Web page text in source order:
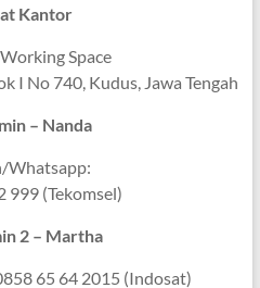
Kantor
Space
I No 740, Kudus, Jawa Tengah
– Nanda
Whatsapp:
999 (Tekomsel)
2 – Martha
65 64 2015 (Indosat)